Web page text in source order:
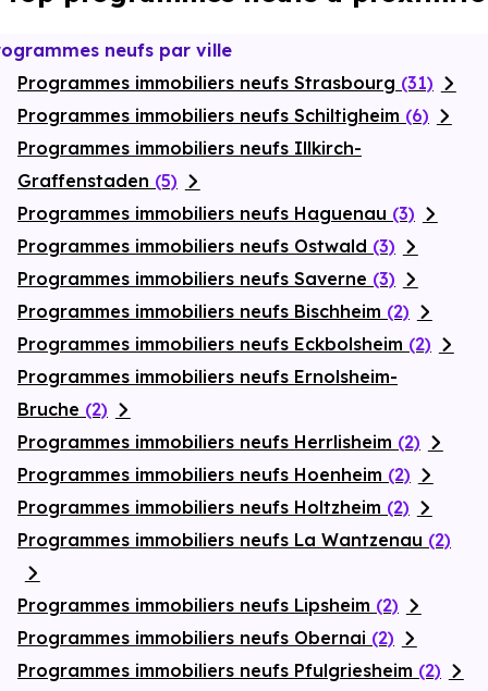
neufs par ville
Programmes immobiliers neufs Strasbourg (31)
Programmes immobiliers neufs Schiltigheim (6)
Programmes immobiliers neufs Illkirch-
Graffenstaden (5)
Programmes immobiliers neufs Haguenau (3)
Programmes immobiliers neufs Ostwald (3)
Programmes immobiliers neufs Saverne (3)
Programmes immobiliers neufs Bischheim (2)
Programmes immobiliers neufs Eckbolsheim (2)
Programmes immobiliers neufs Ernolsheim-
Bruche (2)
Programmes immobiliers neufs Herrlisheim (2)
Programmes immobiliers neufs Hoenheim (2)
Programmes immobiliers neufs Holtzheim (2)
Programmes immobiliers neufs La Wantzenau (2)
Programmes immobiliers neufs Lipsheim (2)
Programmes immobiliers neufs Obernai (2)
Programmes immobiliers neufs Pfulgriesheim (2)